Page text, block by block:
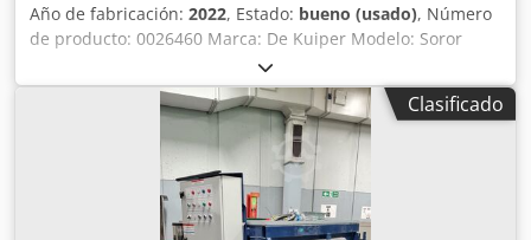
Año de fabricación: 2022, Estado: bueno (usado), Número
de producto: 0026460 Marca: De Kuiper Modelo: Soror
Categoría del producto: Freidoras Longitud: 2700 mm
Djdpfxezbmpte Akkokr Anchura: 920 mm Altura: 1800 mm
Tensión de conexión (V): 400 Potencia (W): 47150 Año de
fabricación: 2022 Equipado con sistema de filtrado de
grasa. Incluye 3 cubas (1x ORE440 y 2x ORE540) y bandeja
Clasificado